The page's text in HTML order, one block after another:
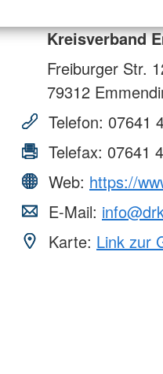
Kreisverband
Freiburger Str.
79312
Telefon: 07641
Telefax: 07641
Web: https://
E-Mail:
Karte: Link zur